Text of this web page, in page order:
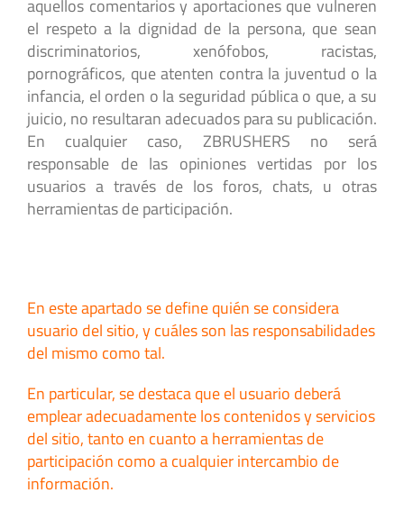
aquellos comentarios y aportaciones que vulneren
el respeto a la dignidad de la persona, que sean
discriminatorios, xenófobos, racistas,
pornográficos, que atenten contra la juventud o la
infancia, el orden o la seguridad pública o que, a su
juicio, no resultaran adecuados para su publicación.
En cualquier caso, ZBRUSHERS no será
responsable de las opiniones vertidas por los
usuarios a través de los foros, chats, u otras
herramientas de participación.
En este apartado se define quién se considera
usuario del sitio, y cuáles son las responsabilidades
del mismo como tal.
En particular, se destaca que el usuario deberá
emplear adecuadamente los contenidos y servicios
del sitio, tanto en cuanto a herramientas de
participación como a cualquier intercambio de
información.